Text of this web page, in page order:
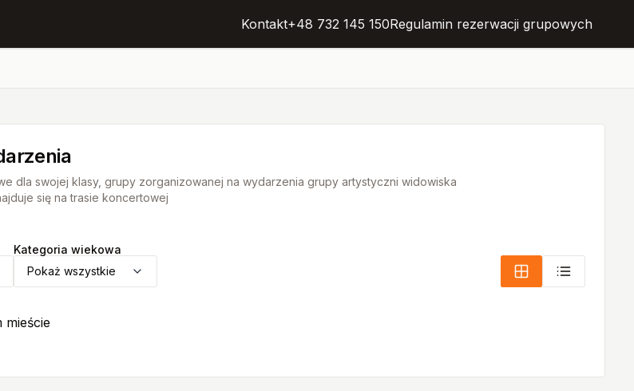
Kontakt+48 732 145 150Regulamin rezerwacji grupowych
dla swojej klasy, grupy zorganizowanej na wydarzenia grupy artystyczni widowiska
się na trasie koncertowej
Kategoria wiekowa
Pokaż wszystkie
mieście